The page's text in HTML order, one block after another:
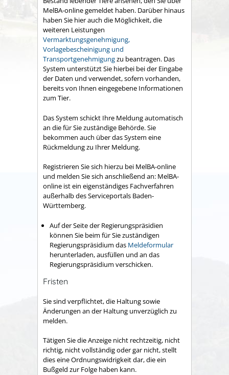
MelBA-online gemeldet haben. Darüber hinaus
haben Sie hier auch die Möglichkeit, die
weiteren Leistungen
Vermarktungsgenehmigung,
Vorlagebescheinigung und
Transportgenehmigungzu beantragen. Das
System unterstützt Sie hierbei bei der Eingabe
der Daten und verwendet, sofern vorhanden,
bereits von Ihnen eingegebene Informationen
zum Tier.
Das System schickt Ihre Meldung automatisch
an die für Sie zuständige Behörde. Sie
bekommen auch über das System eine
Rückmeldung zu Ihrer Meldung.
Registrieren Sie sich hierzu bei MelBA-online
und melden Sie sich anschließend an: MelBA-
online ist ein eigenständiges Fachverfahren
außerhalb des Serviceportals Baden-
Württemberg.
Auf der Seite der Regierungspräsidien
können Sie beim für Sie zuständigen
Regierungspräsidium das Meldeformular
herunterladen, ausfüllen und an das
Regierungspräsidium verschicken.
Fristen
Sie sind verpflichtet, die Haltung sowie
Änderungen an der Haltung unverzüglich zu
melden.
Tätigen Sie die Anzeige nicht rechtzeitig, nicht
richtig, nicht vollständig oder gar nicht, stellt
dies eine Ordnungswidrigkeit dar, die ein
Bußgeld zur Folge haben kann.